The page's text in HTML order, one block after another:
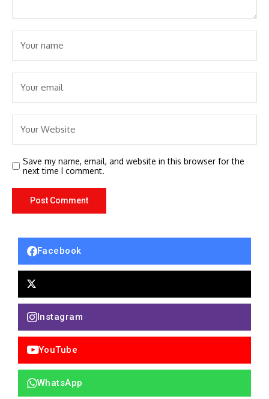
Save my name, email, and website in this browser for the
next time I comment.
Facebook
Instagram
YouTube
WhatsApp